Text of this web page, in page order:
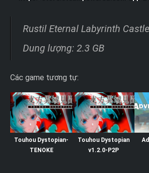
Rustil Eternal Labyrinth
Dung lượng: 2.3 GB
Các game tương tự:
Touhou Dystopian-
TENOKE
Touhou Dystopian
v1.2.0-P2P